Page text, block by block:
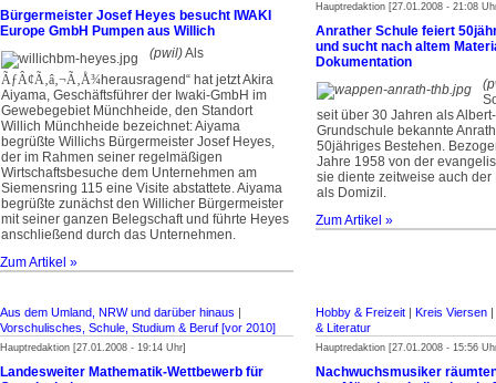
Bürgermeister Josef Heyes besucht IWAKI
Europe GmbH Pumpen aus Willich
(pwil)Als
ÃƒÂ¢Ã‚â‚¬Ã‚Å¾herausragend“ hat jetzt Akira
Aiyama, Geschäftsführer der Iwaki-GmbH im
Gewebegebiet Münchheide, den Standort
Willich Münchheide bezeichnet: Aiyama
begrüßte Willichs Bürgermeister Josef Heyes,
der im Rahmen seiner regelmäßigen
Wirtschaftsbesuche dem Unternehmen am
Siemensring 115 eine Visite abstattete. Aiyama
begrüßte zunächst den Willicher Bürgermeister
mit seiner ganzen Belegschaft und führte Heyes
anschließend durch das Unternehmen.
Zum Artikel »
Hauptredaktion [27.01.2008 - 21:08
Anrather Schule feiert
und sucht nach altem
Dokumentation
seit über 30 Jahren als
Grundschule bekannte
50jähriges Bestehen.
Jahre 1958 von der
sie diente zeitweise auch
als Domizil.
Zum Artikel »
Aus dem Umland, NRW und darüber hinaus |
Vorschulisches, Schule, Studium & Beruf [vor 2010]
Hauptredaktion [27.01.2008 - 19:14 Uhr]
Landesweiter Mathematik-Wettbewerb für
Hobby & Freizeit | Kreis Viersen |
& Literatur
Hauptredaktion [27.01.2008 - 15:56
Nachwuchsmusiker